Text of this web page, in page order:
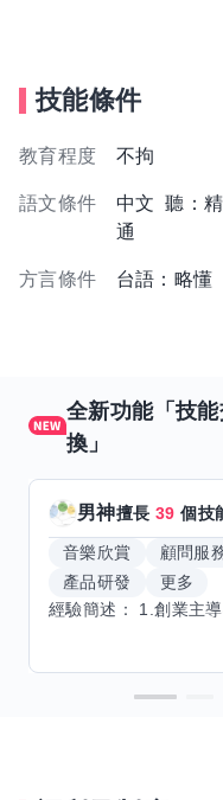
技能條件
教育程度 不拘
語文條件
中文 聽：
通
方言條件 台語：略懂
全新功能「技
換」
男神擅長39 個技
音樂欣賞 顧問服
產品研發
更多